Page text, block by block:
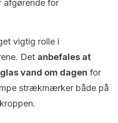
afgørende for
vigtig rolle i
Det anbefales at
vand om dagen for
strækmærker både på